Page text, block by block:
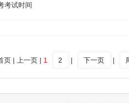
考试时间
页 | 上一页 | 1 2 | 下一页 |